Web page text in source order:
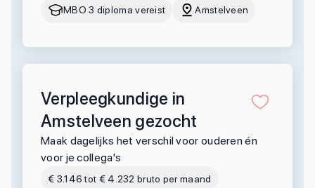
MBO 3 diploma vereist Amstelveen
Verpleegkundige in
Amstelveen gezocht
Maak dagelijks het verschil voor ouderen én
voor je collega's
€ 3.146 tot € 4.232 bruto per maand